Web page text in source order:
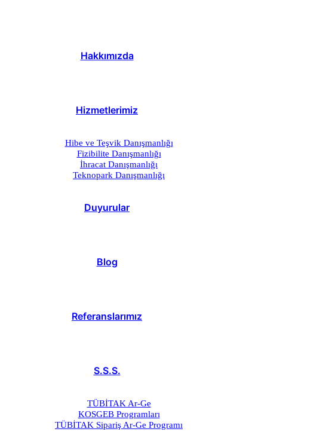
Hakkımızda
Hizmetlerimiz
Hibe ve Teşvik Danışmanlığı
Fizibilite Danışmanlığı
İhracat Danışmanlığı
Teknopark Danışmanlığı
Duyurular
Blog
Referanslarımız
S.S.S.
TÜBİTAK Ar-Ge
KOSGEB Programları
TÜBİTAK Sipariş Ar-Ge Programı